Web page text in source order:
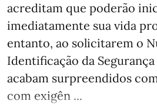
acreditam que poderão
imediatamente sua vida
entanto, ao solicitarem o
Identificação da Segurança
acabam surpreendidos
com exigên ...